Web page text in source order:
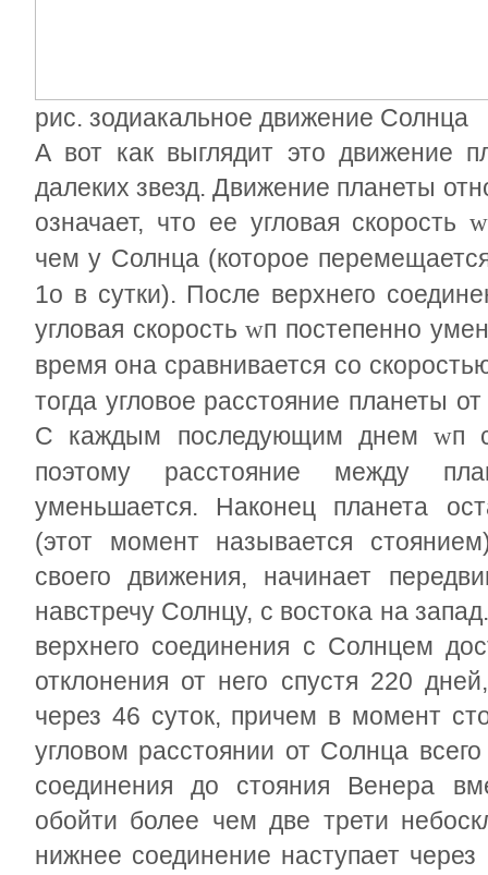
рис. зодиакальное движение Солнца
А вот как выглядит это движение
далеких звезд. Движение планеты
означает, что ее угловая скоростьw
чем у Солнца (которое
1о в сутки). После верхнего
угловая скоростьwп постепенно
время она сравнивается со
тогда угловое расстояние планеты
С каждым последующим днем wп
поэтому расстояние между
уменьшается. Наконец планета
(этот момент называется
своего движения, начинает
навстречу Солнцу, с востока на
верхнего соединения с Солнцем
отклонения от него спустя 220
через 46 суток, причем в момент
угловом расстоянии от Солнца
соединения до стояния Венера
обойти более чем две трети
нижнее соединение наступает